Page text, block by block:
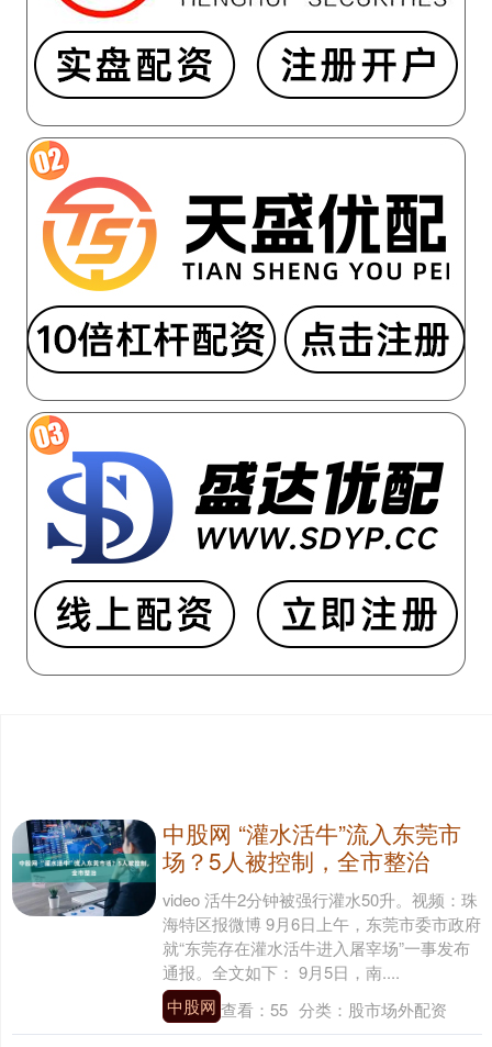
中股网 “灌水活牛”流入东莞市
场？5人被控制，全市整治
video 活牛2分钟被强行灌水50升。视频：珠
海特区报微博 9月6日上午，东莞市委市政府
就“东莞存在灌水活牛进入屠宰场”一事发布
通报。全文如下： 9月5日，南....
中股网 查看： 55 分类： 股市场外配资